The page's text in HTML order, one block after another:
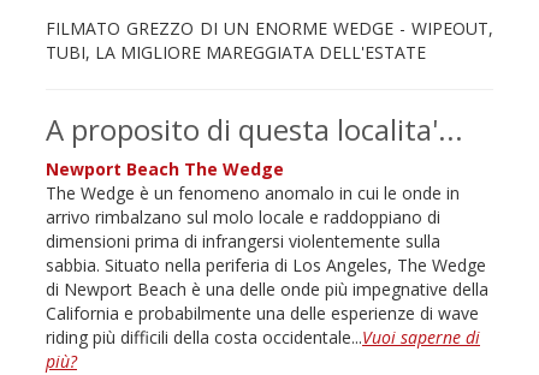
FILMATO GREZZO DI UN ENORME WEDGE - WIPEOUT,
TUBI, LA MIGLIORE MAREGGIATA DELL'ESTATE
A proposito di questa localita'...
Newport Beach The Wedge
The Wedge è un fenomeno anomalo in cui le onde in
arrivo rimbalzano sul molo locale e raddoppiano di
dimensioni prima di infrangersi violentemente sulla
sabbia. Situato nella periferia di Los Angeles, The Wedge
di Newport Beach è una delle onde più impegnative della
California e probabilmente una delle esperienze di wave
riding più difficili della costa occidentale...Vuoi saperne di
più?